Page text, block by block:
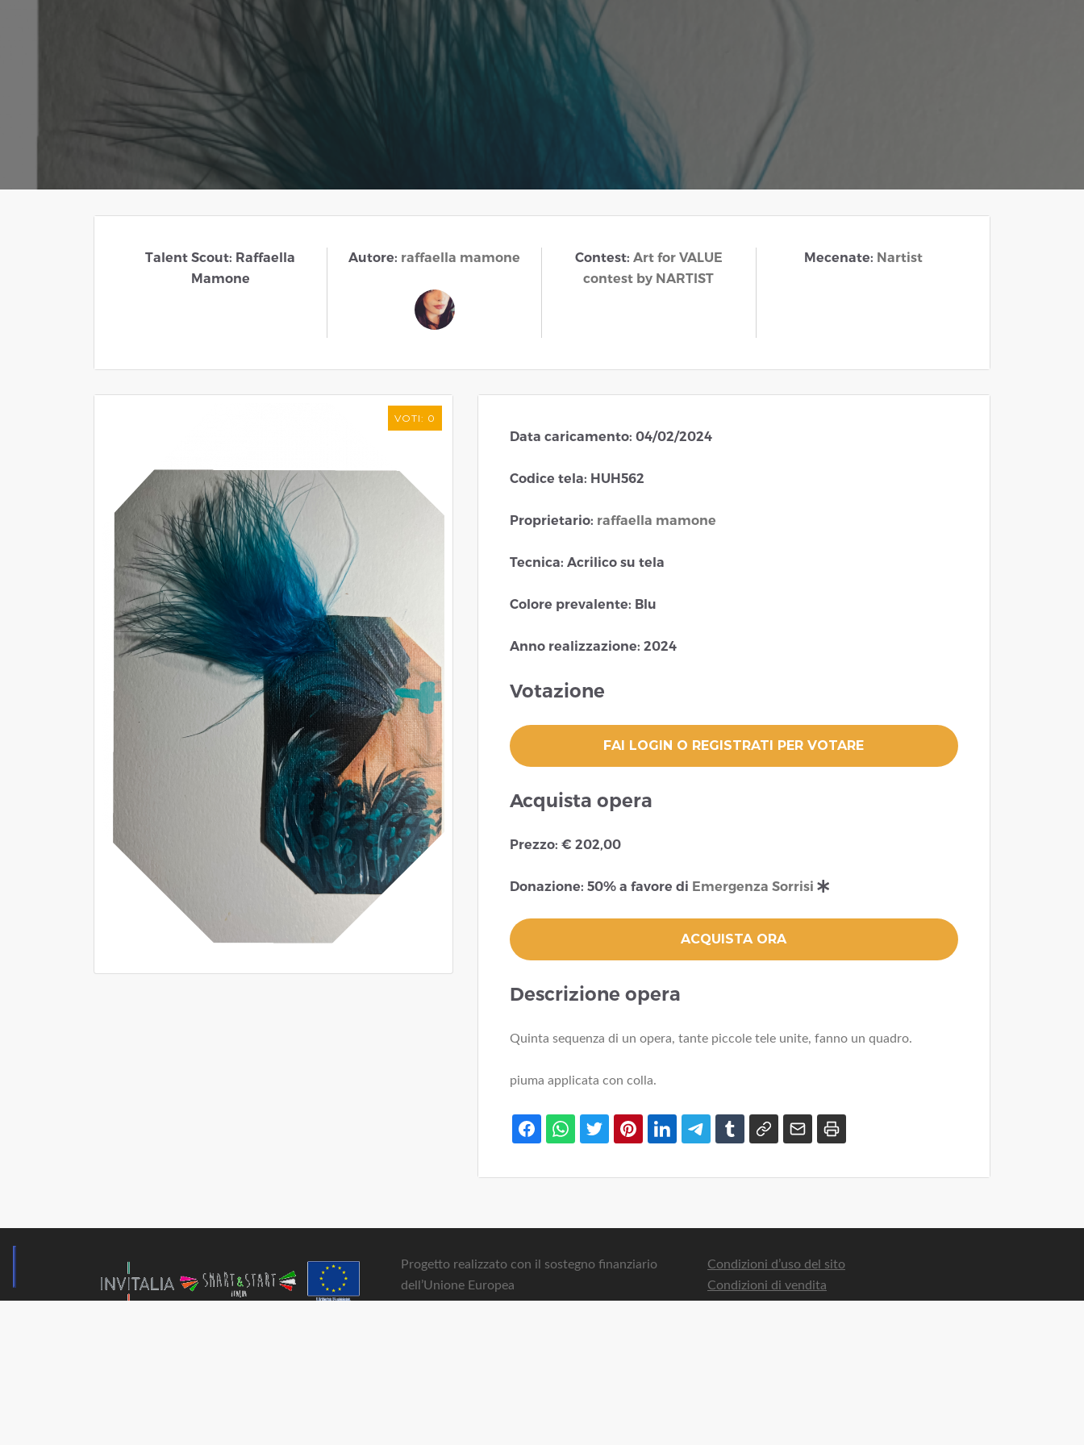
Talent Scout: Raffaella
Mamone
Autore: raffaella mamone Contest: Art for VALUE
contest by NARTIST
Mecenate: Nartist
VOTI: 0
Data caricamento: 04/02/2024
Codice tela: HUH562
Proprietario: raffaella mamone
Tecnica: Acrilico su tela
Colore prevalente: Blu
Anno realizzazione: 2024
Votazione
Acquista opera
Prezzo: € 202,00
Donazione: 50% a favore di Emergenza Sorrisi Al netto delle commissioni come
Descrizione opera
Quinta sequenza di un opera, tante piccole tele unite, fanno un quadro.
piuma applicata con colla.
Progetto realizzato con il sostegno finanziario
dell’Unione Europea
Condizioni d’uso del sito
Condizioni di vendita